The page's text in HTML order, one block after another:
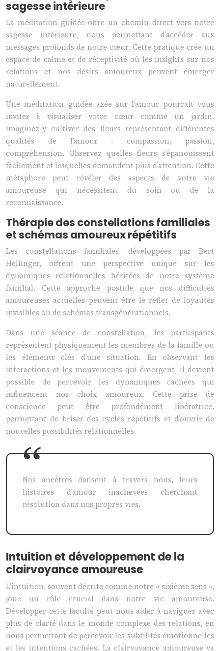
sagesse intérieure
La méditation guidée offre un chemin direct vers notre
sagesse intérieure, nous permettant d’accéder aux
messages profonds de notre cœur. Cette pratique crée un
espace de calme et de réceptivité où les insights sur nos
relations et nos désirs amoureux peuvent émerger
naturellement.
Une méditation guidée axée sur l’amour pourrait vous
inviter à visualiser votre cœur comme un jardin.
Imaginez-y cultiver des fleurs représentant différentes
qualités de l’amour : compassion, passion,
compréhension. Observez quelles fleurs s’épanouissent
facilement et lesquelles demandent plus d’attention. Cette
métaphore peut révéler des aspects de votre vie
amoureuse qui nécessitent du soin ou de la
reconnaissance.
Thérapie des constellations familiales
et schémas amoureux répétitifs
Les constellations familiales, développées par Bert
Hellinger, offrent une perspective unique sur les
dynamiques relationnelles héritées de notre système
familial. Cette approche postule que nos difficultés
amoureuses actuelles peuvent être le reflet de loyautés
invisibles ou de schémas transgénérationnels.
Dans une séance de constellation, les participants
représentent physiquement les membres de la famille ou
les éléments clés d’une situation. En observant les
interactions et les mouvements qui émergent, il devient
possible de percevoir les dynamiques cachées qui
influencent nos choix amoureux. Cette prise de
conscience peut être profondément libératrice,
permettant de briser des cycles répétitifs et d’ouvrir de
nouvelles possibilités relationnelles.
Nos ancêtres dansent à travers nous, leurs
histoires d’amour inachevées cherchant
résolution dans nos propres vies.
Intuition et développement de la
clairvoyance amoureuse
L’intuition, souvent décrite comme notre « sixième sens »,
joue un rôle crucial dans notre vie amoureuse.
Développer cette faculté peut nous aider à naviguer avec
plus de clarté dans le monde complexe des relations, en
nous permettant de percevoir les subtilités émotionnelles
et les intentions cachées. La clairvoyance amoureuse va